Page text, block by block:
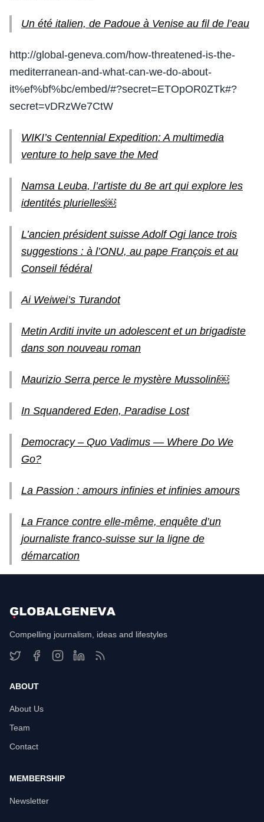
Un été italien, de Padoue à Venise au fil de l’eau
http://global-geneva.com/how-threatened-is-the-
mediterranean-and-what-can-we-do-about-
it%ef%bf%bc/embed/#?secret=ETOpOR0ZTk#?
secret=vDRzWe7CtW
WIKI’s Centennial Expedition: A multimedia
venture to help save the Med
Namsa Leuba, l’artiste du 8e art qui explore les
identités plurielles￼
L’ancien président suisse Adolf Ogi lance trois
suggestions : à l’ONU, au pape François et au
Conseil fédéral
Ai Weiwei’s Turandot
Metin Arditi invite un adolescent et un brigadiste
dans son nouveau roman
Maurizio Serra perce le mystère Mussolini￼
In Squandered Eden, Paradise Lost
Democracy – Quo Vadimus — Where Do We
Go?
La Passion : amours infinies et infinies amours
La France contre elle-même, enquête d’un
journaliste franco-suisse sur la ligne de
démarcation
Compelling journalism, ideas and lifestyles
ABOUT
About Us
Team
Contact
MEMBERSHIP
Newsletter